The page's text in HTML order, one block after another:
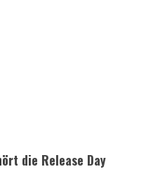
die Release Day